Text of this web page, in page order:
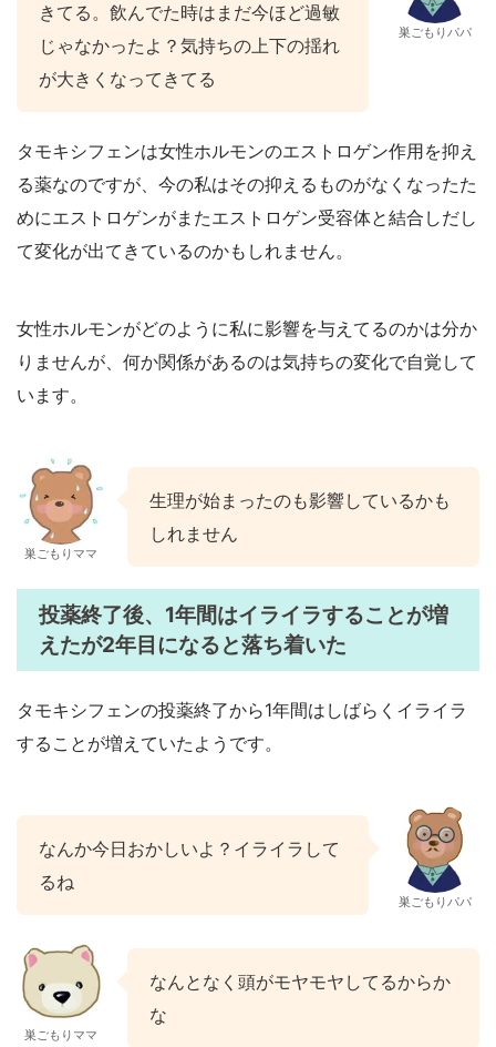
きてる。飲んでた時はまだ今ほど過敏
じゃなかったよ？気持ちの上下の揺れ
が大きくなってきてる
巣ごもりパパ
タモキシフェンは女性ホルモンのエストロゲン作用を抑え
る薬なのですが、今の私はその抑えるものがなくなったた
めにエストロゲンがまたエストロゲン受容体と結合しだし
て変化が出てきているのかもしれません。
女性ホルモンがどのように私に影響を与えてるのかは分か
りませんが、何か関係があるのは気持ちの変化で自覚して
います。
巣ごもりママ
生理が始まったのも影響しているかも
しれません
投薬終了後、1年間はイライラすることが増
えたが2年目になると落ち着いた
タモキシフェンの投薬終了から1年間はしばらくイライラ
することが増えていたようです。
なんか今日おかしいよ？イライラして
るね
巣ごもりパパ
巣ごもりママ
なんとなく頭がモヤモヤしてるからか
な